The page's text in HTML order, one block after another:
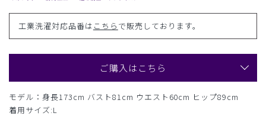
工業洗濯対応品番は こちら で販売しております。
ご購入はこちら
モデル：身長173cm バスト81cm ウエスト60cm ヒップ89cm
着用サイズ:L